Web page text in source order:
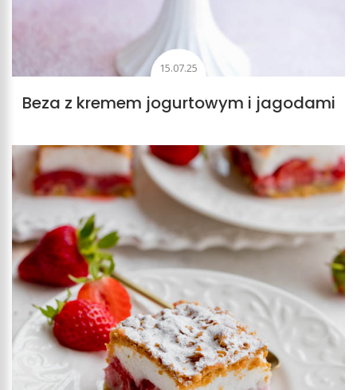
15.07.25
Beza z kremem jogurtowym i jagodami